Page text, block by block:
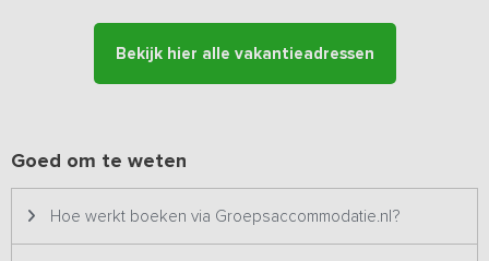
Bekijk hier alle vakantieadressen
Goed om te weten
Hoe werkt boeken via Groepsaccommodatie.nl?